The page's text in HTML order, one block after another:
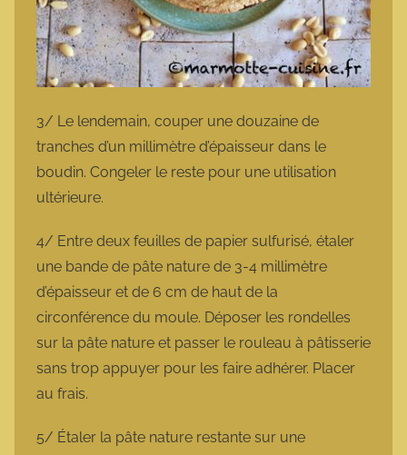
3/ Le lendemain, couper une douzaine de
tranches d’un millimètre d’épaisseur dans le
boudin. Congeler le reste pour une utilisation
ultérieure.
4/ Entre deux feuilles de papier sulfurisé, étaler
une bande de pâte nature de 3-4 millimètre
d’épaisseur et de 6 cm de haut de la
circonférence du moule. Déposer les rondelles
sur la pâte nature et passer le rouleau à pâtisserie
sans trop appuyer pour les faire adhérer. Placer
au frais.
5/ Étaler la pâte nature restante sur une